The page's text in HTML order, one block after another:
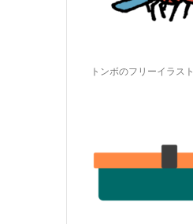
トンボのフリーイラスト